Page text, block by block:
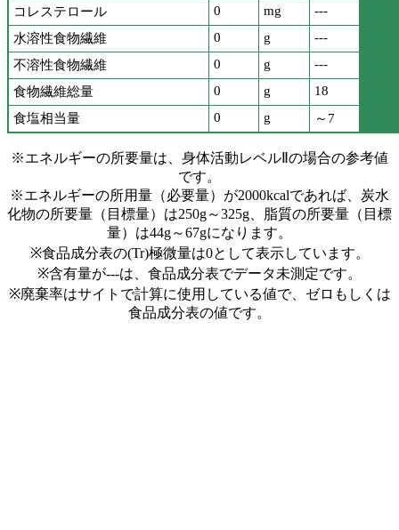
コレステロール
0 mg
---
水溶性食物繊維
0 g
---
不溶性食物繊維
0 g
---
食物繊維総量
0 g
18
食塩相当量
0 g ～7
※エネルギーの所要量は、身体活動レベルⅡの場合の参考値
です。
※エネルギーの所用量（必要量）が2000kcalであれば、炭水
化物の所要量（目標量）は250g～325g、脂質の所要量（目標
量）は44g～67gになります。
※食品成分表の(Tr)極微量は0として表示しています。
※含有量が---は、食品成分表でデータ未測定です。
※廃棄率はサイトで計算に使用している値で、ゼロもしくは
食品成分表の値です。